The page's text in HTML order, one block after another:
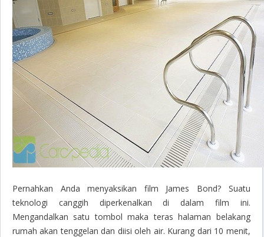
Pernahkan Anda menyaksikan film James Bond? Suatu
teknologi canggih diperkenalkan di dalam film ini.
Mengandalkan satu tombol maka teras halaman belakang
rumah akan tenggelan dan diisi oleh air. Kurang dari 10 menit,